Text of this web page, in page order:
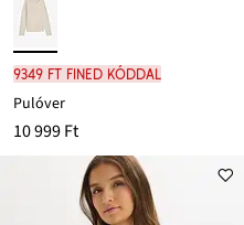
9349 Ft FINED kóddal
Pulóver
10 999 Ft